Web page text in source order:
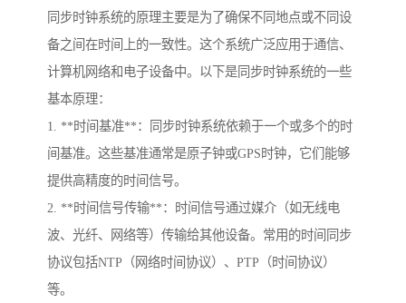
同步时钟系统的原理主要是为了确保不同地点或不同设
备之间在时间上的一致性。这个系统广泛应用于通信、
计算机网络和电子设备中。以下是同步时钟系统的一些
基本原理：
1. **时间基准**：同步时钟系统依赖于一个或多个的时
间基准。这些基准通常是原子钟或GPS时钟，它们能够
提供高精度的时间信号。
2. **时间信号传输**：时间信号通过媒介（如无线电
波、光纤、网络等）传输给其他设备。常用的时间同步
协议包括NTP（网络时间协议）、PTP（时间协议）
等。